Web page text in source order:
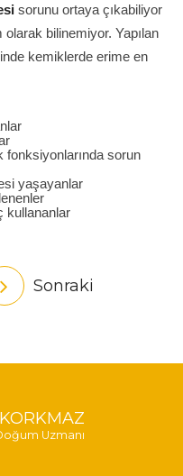
sorunu ortaya çıkabiliyor
bilinemiyor. Yapılan
kemiklerde erime en
fonksiyonlarında sorun
yaşayanlar
kullananlar
Sonraki
KORKMAZ
Uzmanı